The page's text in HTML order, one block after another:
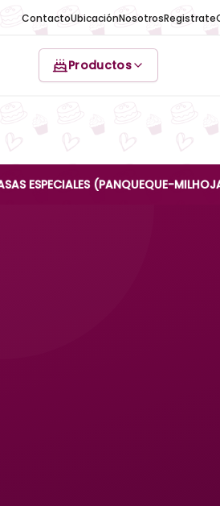
ContactoUbicaciónNosotrosRegistrate
Productos
(PANQUEQUE-MILHOJAS-